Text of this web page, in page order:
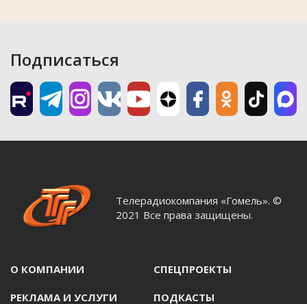
Подписаться
Телерадиокомпания «Гомель». ©
2021 Все права защищены.
О КОМПАНИИ СПЕЦПРОЕКТЫ
РЕКЛАМА И УСЛУГИ ПОДКАСТЫ